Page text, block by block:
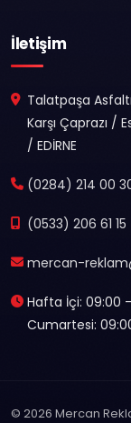
İletişim
Talatpaşa
Karşı Çaprazı /
/ EDİRNE
(0284) 214 00
(0533) 206 61 15
mercan-
Hafta İçi: 09:00
Cumartesi:
© 2026 Mercan